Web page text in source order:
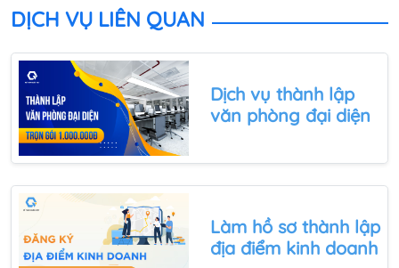
nghiệp khi sử dụng dịch vụ kế toán trọn gói tại Quốc
Việt.
DỊCH VỤ LIÊN QUAN
Dịch vụ thành lập
văn phòng đại diện
Làm hồ sơ thành lập
địa điểm kinh doanh